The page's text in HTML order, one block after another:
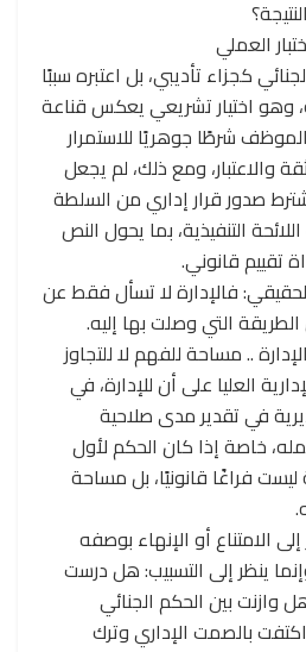
العملي
كجزاء تأديبي، بل اعتبره سببًا
وهو اختيار تشريعي يعكس قناعة
شرطًا جوهريًا للاستمرار
والاعتبار، ومع ذلك، لم يجعل
اشترط صدور قرار إداري من السلطة
التنفيذية، بما يحول النص
تقييم قانوني.
الحقيقي: فالإدارة لا تسأل فقط عن
التي وصلت بها إليه.
.. مساحة للفهم لا للتجاوز
العليا على أن للإدارة، في
في تقدير مدى صلاحية
خاصة إذا كان الحكم لأول
فراغًا قانونيًا، بل مساحة
الامتناع أو الإنهاء بوصفه
ينظر إلى التسبيب: هل درست
وازنت بين الحكم الجنائي
بالصمت الإداري وترك